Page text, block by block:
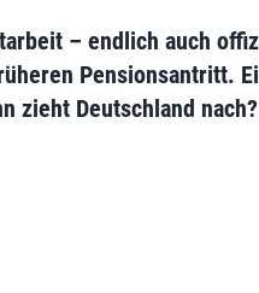
– endlich auch
Pensionsantritt.
zieht Deutschland nach?